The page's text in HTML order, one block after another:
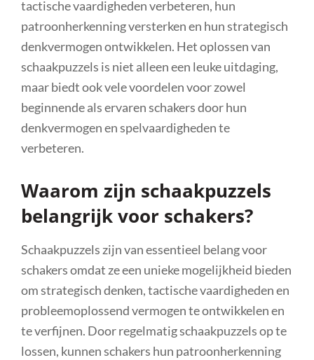
tactische vaardigheden verbeteren, hun
patroonherkenning versterken en hun strategisch
denkvermogen ontwikkelen. Het oplossen van
schaakpuzzels is niet alleen een leuke uitdaging,
maar biedt ook vele voordelen voor zowel
beginnende als ervaren schakers door hun
denkvermogen en spelvaardigheden te
verbeteren.
Waarom zijn schaakpuzzels
belangrijk voor schakers?
Schaakpuzzels zijn van essentieel belang voor
schakers omdat ze een unieke mogelijkheid bieden
om strategisch denken, tactische vaardigheden en
probleemoplossend vermogen te ontwikkelen en
te verfijnen. Door regelmatig schaakpuzzels op te
lossen, kunnen schakers hun patroonherkenning